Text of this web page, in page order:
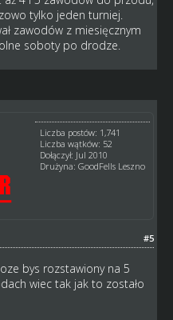
tylko jeden turniej.
zawodów z miesięcznym
soboty po drodze.
Liczba postów: 1,741
Liczba wątków: 52
Dołączył: Jul 2010
Drużyna: GoodFells Leszno
#5
bys rozstawiony na 5
wiec tak jak to zostało